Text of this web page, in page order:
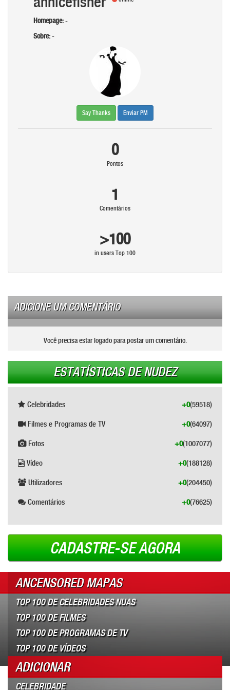
Homepage:-
Sobre:-
Say Thanks Enviar PM
0
Pontos
1
Comentários
>100
in users Top 100
ADICIONE UM COMENTÁRIO
Você precisa estar logado para postar um comentário.
ESTATÍSTICAS DE NUDEZ
Celebridades (59518)
+0
Filmes e Programas de TV (64097)
+0
Fotos (1007077)
+0
Vídeo (188128)
+0
Utilizadores (204450)
+0
Comentários (76625)
+0
CADASTRE-SE AGORA
ANCENSORED MAPAS
TOP 100 DE CELEBRIDADES NUAS
TOP 100 DE FILMES
TOP 100 DE PROGRAMAS DE TV
TOP 100 DE VÍDEOS
ADICIONAR
CELEBRIDADE